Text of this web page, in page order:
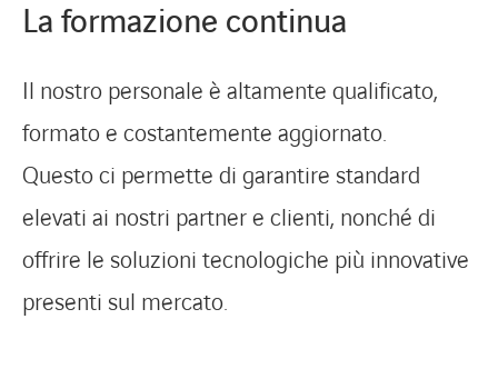
La formazione continua
Il nostro personale è altamente qualificato,
formato e costantemente aggiornato.
Questo ci permette di garantire standard
elevati ai nostri partner e clienti, nonché di
offrire le soluzioni tecnologiche più innovative
presenti sul mercato.